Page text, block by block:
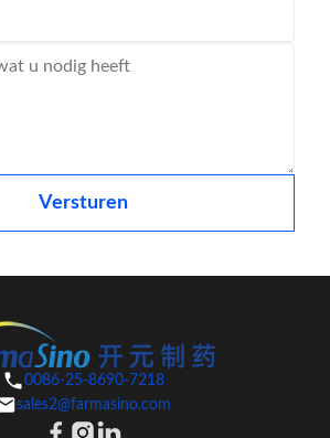
Versturen
0086-25-8690-7218
sales2@farmasino.com